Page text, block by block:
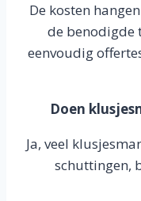
De kosten
de benodigde
eenvoudig
Doen
Ja, veel
schuttingen,